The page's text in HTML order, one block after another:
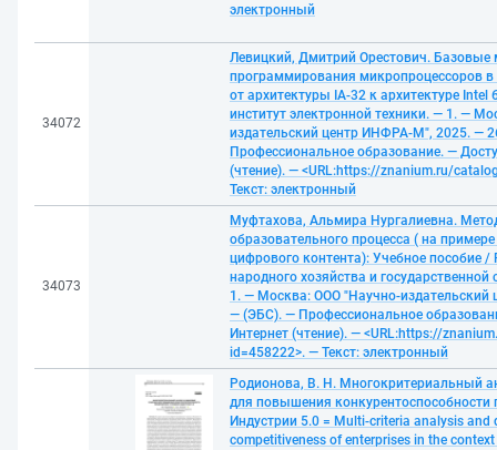
электронный
34072
Левицкий, Дмитрий Орестович.
программирования микропроцессоров
от архитектуры IA-32 к архитектуре
институт электронной техники. — 1. —
издательский центр ИНФРА-М", 2025. —
Профессиональное образование. —
(чтение). — <URL:https://znanium.ru/
Текст: электронный
34073
Муфтахова, Альмира Нургалиевна.
образовательного процесса ( на
цифрового контента): Учебное пособие
народного хозяйства и
1. — Москва: ООО "Научно-
— (ЭБС). — Профессиональное
Интернет (чтение). — <URL:https://
id=458222>. — Текст: электронный
Родионова, В. Н. Многокритериальный
для повышения конкурентоспособности
Индустрии 5.0 = Multi-criteria analysis
competitiveness of enterprises in the